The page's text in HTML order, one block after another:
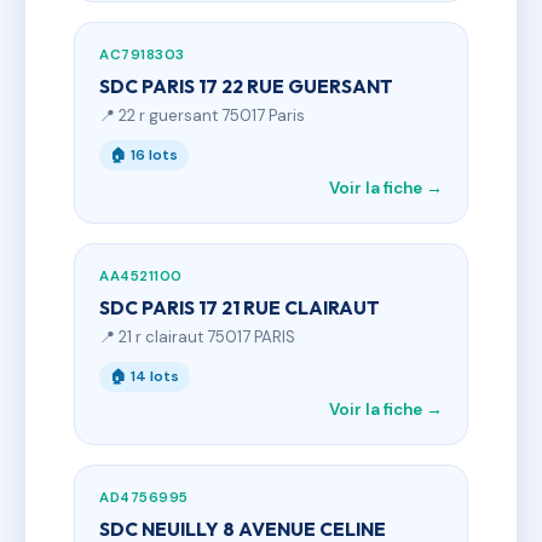
AC7918303
SDC PARIS 17 22 RUE GUERSANT
📍 22 r guersant 75017 Paris
🏠 16 lots
Voir la fiche →
AA4521100
SDC PARIS 17 21 RUE CLAIRAUT
📍 21 r clairaut 75017 PARIS
🏠 14 lots
Voir la fiche →
AD4756995
SDC NEUILLY 8 AVENUE CELINE